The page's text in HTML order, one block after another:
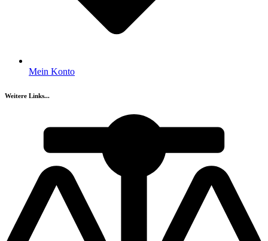
Mein Konto
Weitere Links...